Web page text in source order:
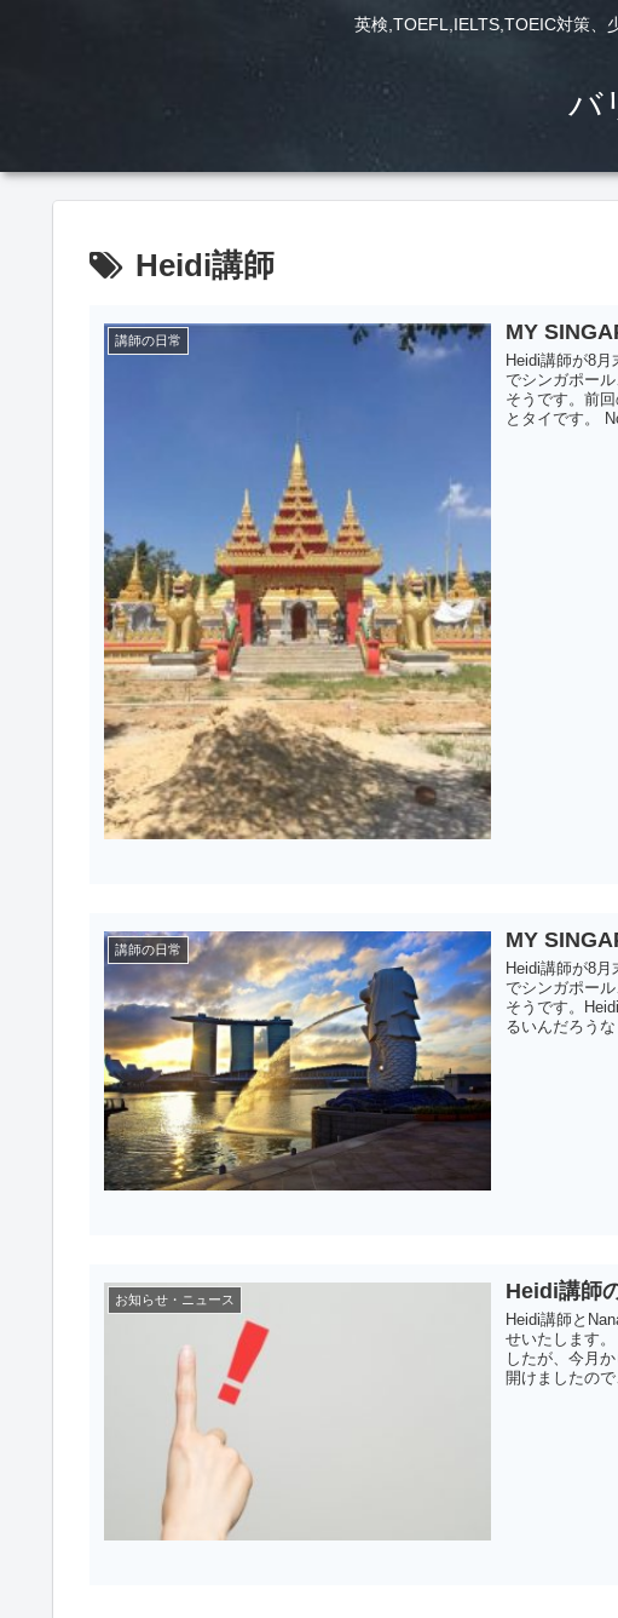
英検,TOEFL,IELTS,TOEIC対策
バ
Heidi講師
講師の日常 MY
Heidi講師が8
でシンガポー
そうです。前
とタイです。
講師の日常 MY
Heidi講師が8
でシンガポー
そうです。
るいんだろう
お知らせ・ニュース Heidi講師
Heidi講師と
せいたします
したが、今月
開けましたので